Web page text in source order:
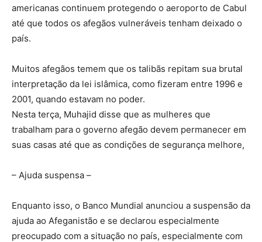
americanas continuem protegendo o aeroporto de Cabul
até que todos os afegãos vulneráveis tenham deixado o
país.
Muitos afegãos temem que os talibãs repitam sua brutal
interpretação da lei islâmica, como fizeram entre 1996 e
2001, quando estavam no poder.
Nesta terça, Muhajid disse que as mulheres que
trabalham para o governo afegão devem permanecer em
suas casas até que as condições de segurança melhore,
– Ajuda suspensa –
Enquanto isso, o Banco Mundial anunciou a suspensão da
ajuda ao Afeganistão e se declarou especialmente
preocupado com a situação no país, especialmente com